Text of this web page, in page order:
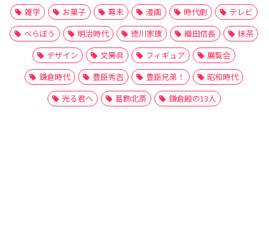
雑学
お菓子 幕末 漫画 時代劇
テレビ
べらぼう
明治時代 徳川家康 織田信長
抹茶
デザイン
文房具 フィギュア
展覧会
鎌倉時代
豊臣秀吉 豊臣兄弟！
昭和時代
光る君へ
葛飾北斎 鎌倉殿の13人